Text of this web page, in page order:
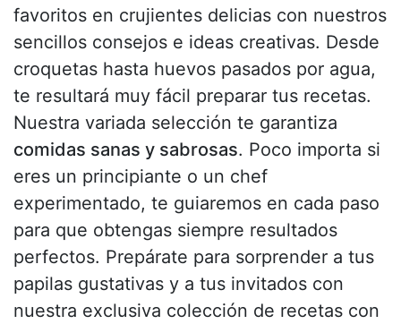
favoritos en crujientes delicias con nuestros
sencillos consejos e ideas creativas. Desde
croquetas hasta huevos pasados por agua,
te resultará muy fácil preparar tus recetas.
Nuestra variada selección te garantiza
comidas sanas y sabrosas. Poco importa si
eres un principiante o un chef
experimentado, te guiaremos en cada paso
para que obtengas siempre resultados
perfectos. Prepárate para sorprender a tus
papilas gustativas y a tus invitados con
nuestra exclusiva colección de recetas con